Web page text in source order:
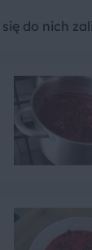
do nich